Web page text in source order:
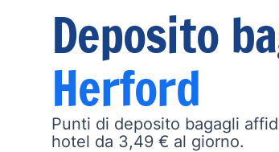
Deposito
Herford
Punti di deposito bagagli
hotel da 3,49 € al giorno.